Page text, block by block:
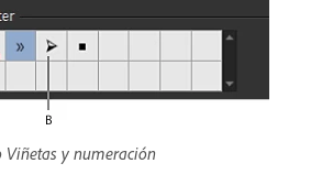
y numeración